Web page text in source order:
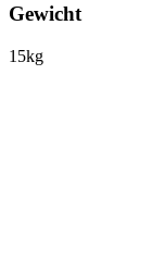
Gewicht
15kg